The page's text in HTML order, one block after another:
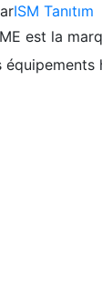
ISM Tanıtım
est la
équipements